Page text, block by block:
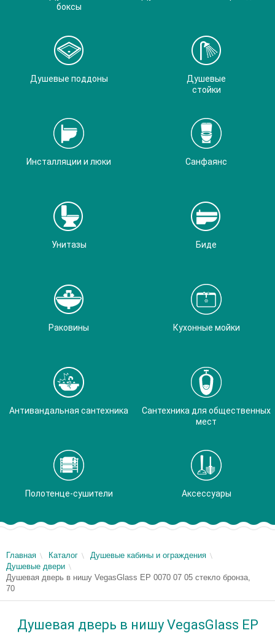
боксы
Душевые поддоны
Душевые
стойки
Инсталляции и люки Санфаянс
Унитазы Биде
Раковины Кухонные мойки
Антивандальная сантехника
Сантехника для общественных
мест
Полотенце-сушители Аксессуары
Главная Каталог
Душевые кабины и ограждения
Душевые двери
Душевая дверь в нишу VegasGlass EP 0070 07 05 стекло бронза,
70
Душевая дверь в нишу VegasGlass EP